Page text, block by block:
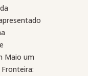
Maio um